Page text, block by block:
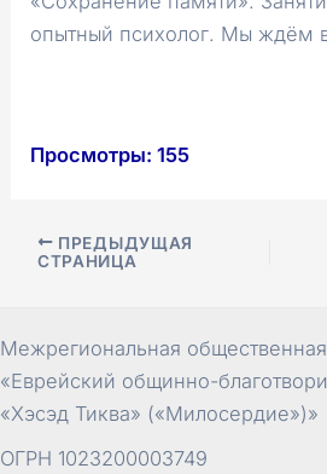
опытный психолог. Мы ждём
Просмотры: 155
Навигация
ПРЕДЫДУЩАЯ
СТРАНИЦА
Межрегиональная
«Еврейский общинно-
«Хэсэд Тиква» («Милосердие»)»
ОГРН 1023200003749